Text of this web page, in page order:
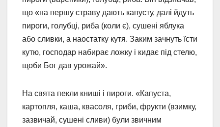
що «на першу страву дають капусту, далі йдуть
пироги, голубці, риба (коли є), сушені яблука
або сливки, а наостатку кутя. Заким зачнуть їсти
кутю, господар набирає ложку і кидає під стелю,
щоби Бог дав урожай».
На свята пекли книші і пироги. «Капуста,
картопля, каша, квасоля, гриби, фрукти (взимку,
зазвичай, сушені сливи) були звичним